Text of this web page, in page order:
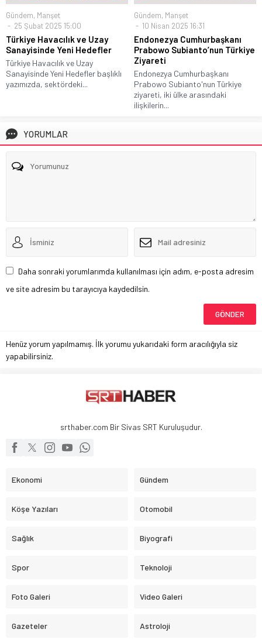
Gündem, Manşet
25 Şubat 2025 15:00
Türkiye Havacılık ve Uzay
Sanayisinde Yeni Hedefler
Türkiye Havacılık ve Uzay
Sanayisinde Yeni Hedefler başlıklı
yazımızda, sektördeki...
Gündem, Manşet
10 Nisan 2025 16:31
Endonezya Cumhurbaşkanı
Prabowo Subianto’nun Türkiye
Ziyareti
Endonezya Cumhurbaşkanı
Prabowo Subianto'nun Türkiye
ziyareti, iki ülke arasındaki
ilişkilerin...
YORUMLAR
Daha sonraki yorumlarımda kullanılması için adım, e-posta adresim
ve site adresim bu tarayıcıya kaydedilsin.
Henüz yorum yapılmamış. İlk yorumu yukarıdaki form aracılığıyla siz
yapabilirsiniz.
srthaber.com Bir Sivas SRT Kuruluşudur.
Ekonomi Gündem
Köşe Yazıları Otomobil
Sağlık Biyografi
Spor Teknoloji
Foto Galeri Video Galeri
Gazeteler Astroloji